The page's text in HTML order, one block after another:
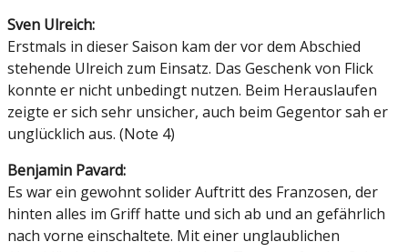
Sven Ulreich:
Erstmals in dieser Saison kam der vor dem Abschied
stehende Ulreich zum Einsatz. Das Geschenk von Flick
konnte er nicht unbedingt nutzen. Beim Herauslaufen
zeigte er sich sehr unsicher, auch beim Gegentor sah er
unglücklich aus. (Note 4)
Benjamin Pavard:
Es war ein gewohnt solider Auftritt des Franzosen, der
hinten alles im Griff hatte und sich ab und an gefährlich
nach vorne einschaltete. Mit einer unglaublichen